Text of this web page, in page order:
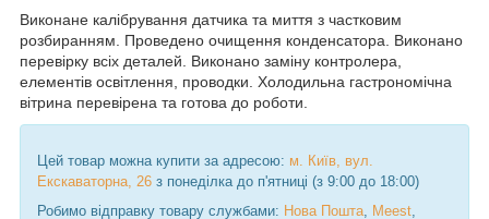
Виконане калібрування датчика та миття з частковим
розбиранням. Проведено очищення конденсатора. Виконано
перевірку всіх деталей. Виконано заміну контролера,
елементів освітлення, проводки. Холодильна гастрономічна
вітрина перевірена та готова до роботи.
Цей товар можна купити за адресою: м. Київ, вул.
Екскаваторна, 26 з понеділка до п'ятниці (з 9:00 до 18:00)
Робимо відправку товару службами: Нова Пошта Meest